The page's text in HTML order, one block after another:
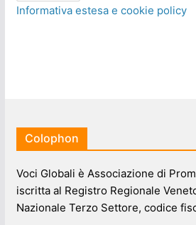
Informativa estesa e cookie policy
Colophon
Voci Globali è Associazione di
iscritta al Registro Regionale
Nazionale Terzo Settore, codice